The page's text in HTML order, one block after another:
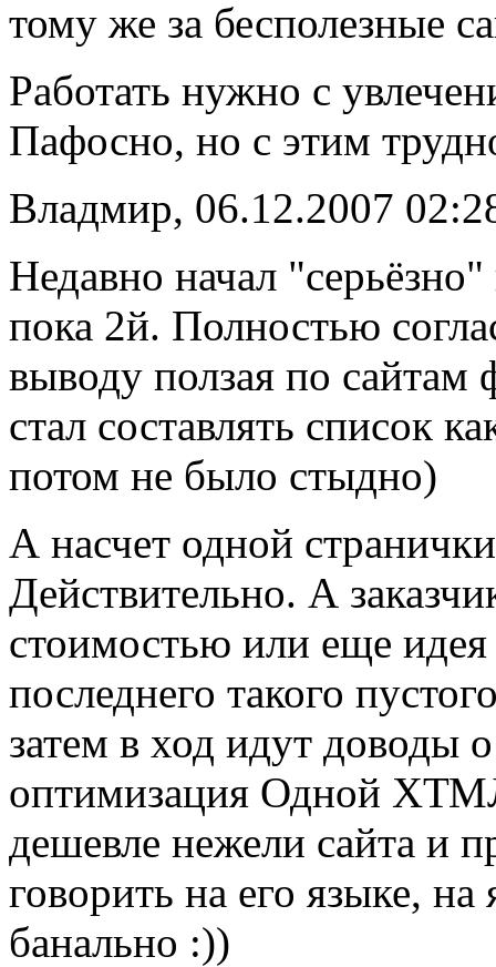
тому же за бесполезные
Работать нужно с
Пафосно, но с этим
Владмир, 06.12.2007
Недавно начал
пока 2й. Полностью
выводу ползая по
стал составлять список
потом не было стыдно)
А насчет одной
Действительно. А
cтоимостью или еще идея
последнего такого
затем в ход идут доводы
оптимизация Одной
дешевле нежели сайта и
говорить на его языке,
банально :))